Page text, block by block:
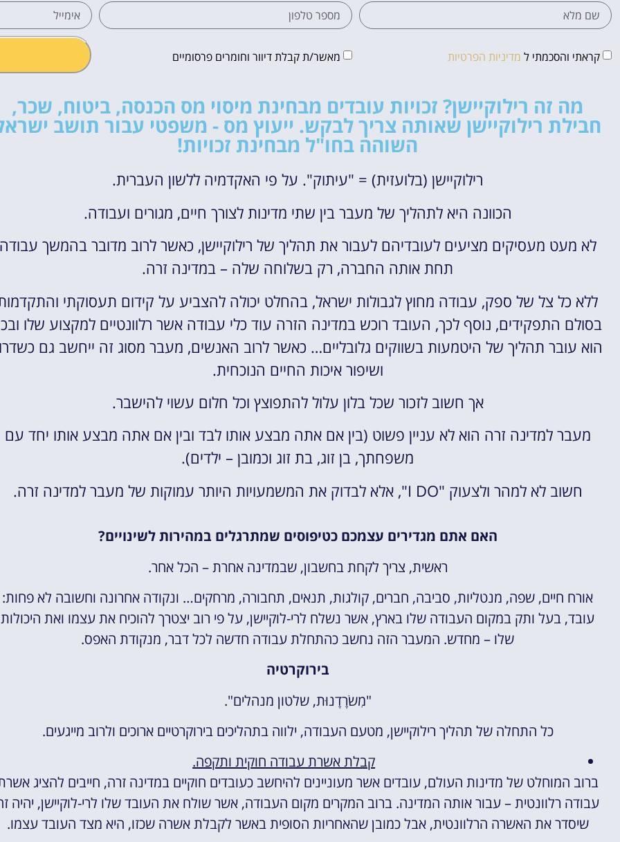
קראתי והסכמתי ל מדיניות הפרטיות מאשר/ת קבלת דיוור וחומרים פרסומיים
מה זה רילוקיישן? זכויות עובדים מבחינת מיסוי מס הכנסה, ביטוח, שכר,
חבילת רילוקיישן שאותה צריך לבקש. ייעוץ מס - משפטי עבור תושב
השוהה בחו"ל מבחינת זכויות!
רילוקיישן (בלועזית) = "עיתוק". על פי האקדמיה ללשון העברית.
הכוונה היא לתהליך של מעבר בין שתי מדינות לצורך חיים, מגורים ועבודה.
לא מעט מעסיקים מציעים לעובדיהם לעבור את תהליך של רילוקיישן, כאשר לרוב מדובר בהמשך
תחת אותה החברה, רק בשלוחה שלה – במדינה זרה.
ללא כל צל של ספק, עבודה מחוץ לגבולות ישראל, בהחלט יכולה להצביע על קידום תעסוקתי
בסולם התפקידים, נוסף לכך, העובד רוכש במדינה הזרה עוד כלי עבודה אשר רלוונטיים למקצוע שלו
הוא עובר תהליך של היטמעות בשווקים גלובליים… כאשר לרוב האנשים, מעבר מסוג זה ייחשב גם
ושיפור איכות החיים הנוכחית.
אך חשוב לזכור שכל בלון עלול להתפוצץ וכל חלום עשוי להישבר.
מעבר למדינה זרה הוא לא עניין פשוט (בין אם אתה מבצע אותו לבד ובין אם אתה מבצע אותו יחד עם
משפחתך, בן זוג, בת זוג וכמובן – ילדים).
חשוב לא למהר ולצעוק "I DO", אלא לבדוק את המשמעויות היותר עמוקות של מעבר למדינה זרה.
האם אתם מגדירים עצמכם כטיפוסים שמתרגלים במהירות לשינויים?
ראשית, צריך לקחת בחשבון, שבמדינה אחרת – הכל אחר.
אורח חיים, שפה, מנטליות, סביבה, חברים, קולגות, תנאים, תחבורה, מרחקים… ונקודה אחרונה וחשובה לא פחות:
עובד, בעל ותק במקום העבודה שלו בארץ, אשר נשלח לרי-לוקיישן, על פי רוב יצטרך להוכיח את עצמו ואת היכולות
שלו – מחדש. המעבר הזה נחשב כהתחלת עבודה חדשה לכל דבר, מנקודת האפס.
בירוקרטיה
"מִשׂרָדָנוּת, שלטון מנהלים".
כל התחלה של תהליך רילוקיישן, מטעם העבודה, ילווה בתהליכים בירוקרטיים ארוכים ולרוב מייגעים.
קבלת אשרת עבודה חוקית ותקפה.
ברוב המוחלט של מדינות העולם, עובדים אשר מעוניינים להיחשב כעובדים חוקיים במדינה זרה, חייבים להציג
עבודה רלוונטית – עבור אותה המדינה. ברוב המקרים מקום העבודה, אשר שולח את העובד שלו לרי-לוקיישן, יהיה
שיסדר את האשרה הרלוונטית, אבל כמובן שהאחריות הסופית באשר לקבלת אשרה שכזו, היא מצד העובד עצמו.